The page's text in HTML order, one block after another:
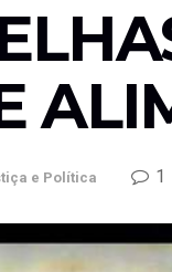
e Política 1